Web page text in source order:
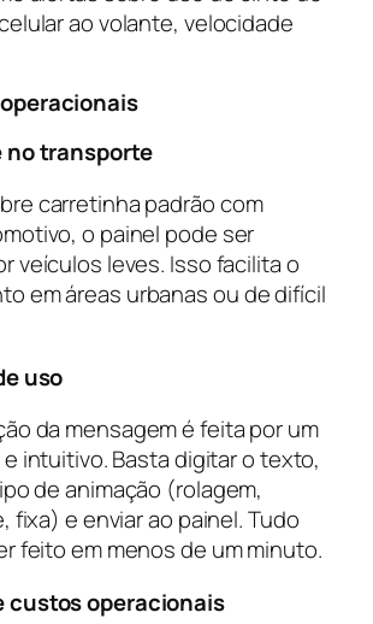
ao volante, velocidade
no transporte
carretinha padrão com
o painel pode ser
veículos leves. Isso facilita o
em áreas urbanas ou de difícil
uso
da mensagem é feita por um
intuitivo. Basta digitar o texto,
de animação (rolagem,
fixa) e enviar ao painel. Tudo
feito em menos de um minuto.
custos operacionais